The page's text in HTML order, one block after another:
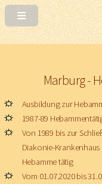
Marburg -
Ausbildung zur
1987-89
Von 1989 bis zur
Diakonie-
Hebamme tätig
Vom 01.07.2020 bis